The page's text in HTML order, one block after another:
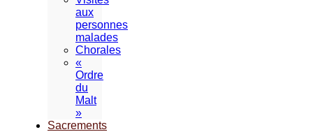
aux
personnes
malades
Chorales
«
Ordre
du
Malt
»
Sacrements